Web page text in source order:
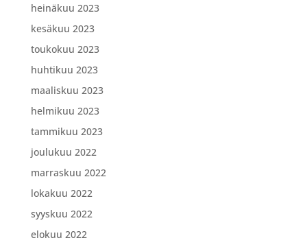
heinäkuu 2023
kesäkuu 2023
toukokuu 2023
huhtikuu 2023
maaliskuu 2023
helmikuu 2023
tammikuu 2023
joulukuu 2022
marraskuu 2022
lokakuu 2022
syyskuu 2022
elokuu 2022